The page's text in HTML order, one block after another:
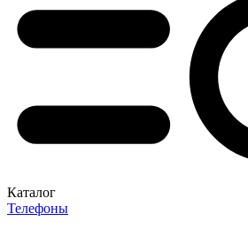
Каталог
Телефоны